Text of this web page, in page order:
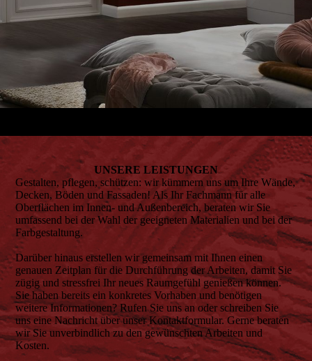
UNSERE LEIS­TUNGEN
Gestalten, pflegen, schützen: wir kümmern uns um Ihre Wände,
Decken, Böden und Fassaden! Als Ihr Fachmann für alle
Oberflächen im Innen- und Außenbereich, beraten wir Sie
umfassend bei der Wahl der geeigneten Materialien und bei der
Farbgestaltung.
Darüber hinaus erstellen wir gemeinsam mit Ihnen einen
genauen Zeitplan für die Durchführung der Arbeiten, damit Sie
zügig und stressfrei Ihr neues Raumgefühl genießen können.
Sie haben bereits ein konkretes Vorhaben und benötigen
weitere Informationen? Rufen Sie uns an oder schreiben Sie
uns eine Nachricht über unser Kontaktformular. Gerne beraten
wir Sie unverbindlich zu den gewünschten Arbeiten und
Kosten.